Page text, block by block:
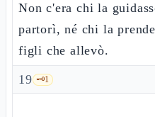
Non c'era chi la
partorì, né chi la
figli che allevò.
19 🗝️1